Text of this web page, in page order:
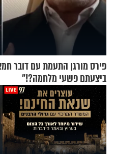
פירס מורגן התעמת עם דובר
ביצעתם פשעי מלחמה?!"